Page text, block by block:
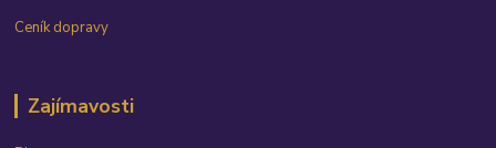
Ceník dopravy
Zajímavosti